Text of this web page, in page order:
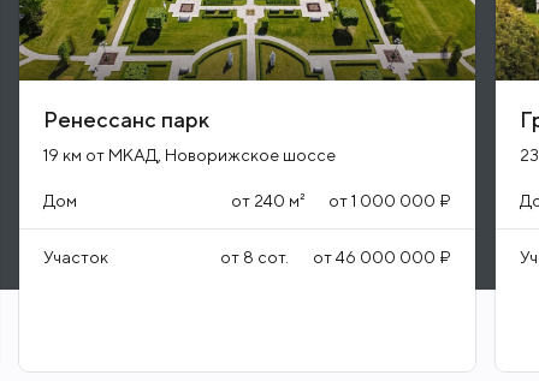
Ренессанс парк
19 км от МКАД, Новорижское шоссе
Дом от 240 м² от1 000 000 ₽
Участок от 8 сот. от46 000 000 ₽